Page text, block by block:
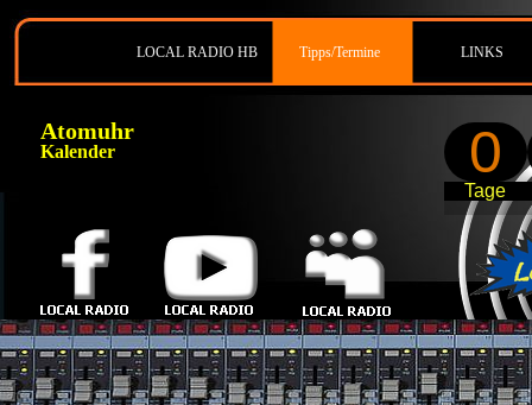
0
Tage
Atomuhr
Kalender
LOCAL RADIO HB Tipps/Termine LINKS